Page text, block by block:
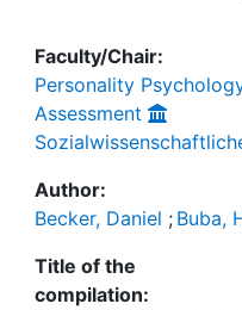
Faculty/Chair:
Personality
Assessment
Author:
Becker, Daniel ; Buba,
Title of the
compilation: